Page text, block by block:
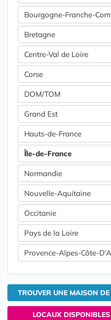
Bourgogne-Franche-
Bretagne
Centre-Val de Loire
Corse
DOM/TOM
Grand Est
Hauts-de-France
Île-de-France
Normandie
Nouvelle-Aquitaine
Occitanie
Pays de la Loire
Provence-Alpes-Côte-
TROUVER UNE MAISON
LOCAUX